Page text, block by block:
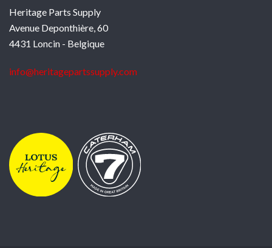
Heritage Parts Supply
Avenue Deponthière, 60
4431 Loncin - Belgique
info@heritagepartssupply.com